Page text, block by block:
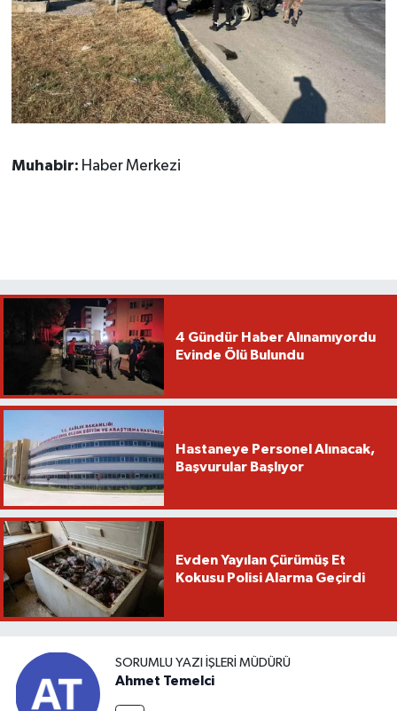
Muhabir: Haber Merkezi
4 Gündür Haber Alınamıyordu
Evinde Ölü Bulundu
Hastaneye Personel Alınacak,
Başvurular Başlıyor
Evden Yayılan Çürümüş Et
Kokusu Polisi Alarma Geçirdi
SORUMLU YAZI İŞLERI MÜDÜRÜ
Ahmet Temelci